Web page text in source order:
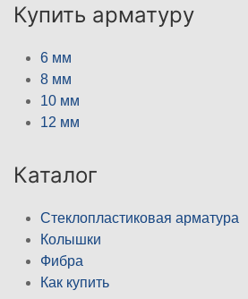
Купить арматуру
6 мм
8 мм
10 мм
12 мм
Каталог
Стеклопластиковая арматура
Колышки
Фибра
Как купить